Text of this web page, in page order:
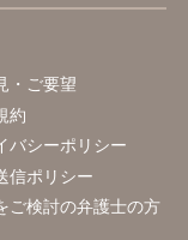
・ご要望
約
バシーポリシー
信ポリシー
ご検討の弁護士の方